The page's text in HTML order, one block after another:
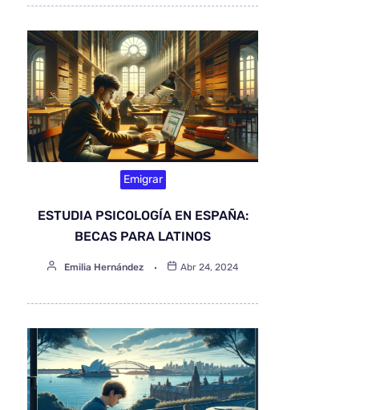
Emigrar
ESTUDIA PSICOLOGÍA EN ESPAÑA:
BECAS PARA LATINOS
Emilia Hernández Abr 24, 2024